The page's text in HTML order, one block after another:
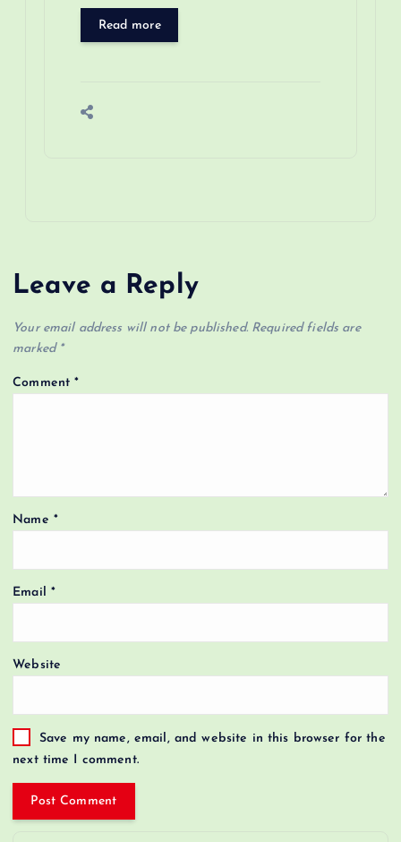
Read more
Leave a Reply
Your email address will not be published. Required fields are
marked *
Comment*
Name *
Email *
Website
Save my name, email, and website in this browser for the
next time I comment.